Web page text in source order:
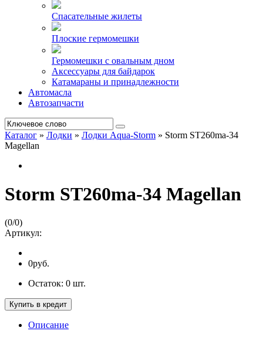
Спасательные жилеты
Плоские гермомешки
Гермомешки с овальным дном
Аксессуары для байдарок
Катамараны и принадлежности
Автомасла
Автозапчасти
Каталог » Лодки » Лодки Aqua-Storm » Storm ST260ma-34
Magellan
Storm ST260ma-34 Magellan
(0/0)
Артикул:
0руб.
Остаток: 0 шт.
Купить в кредит
Описание